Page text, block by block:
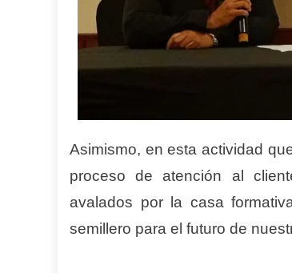
Asimismo, en esta actividad
proceso de atención al
avalados por la casa
semillero para el futuro de